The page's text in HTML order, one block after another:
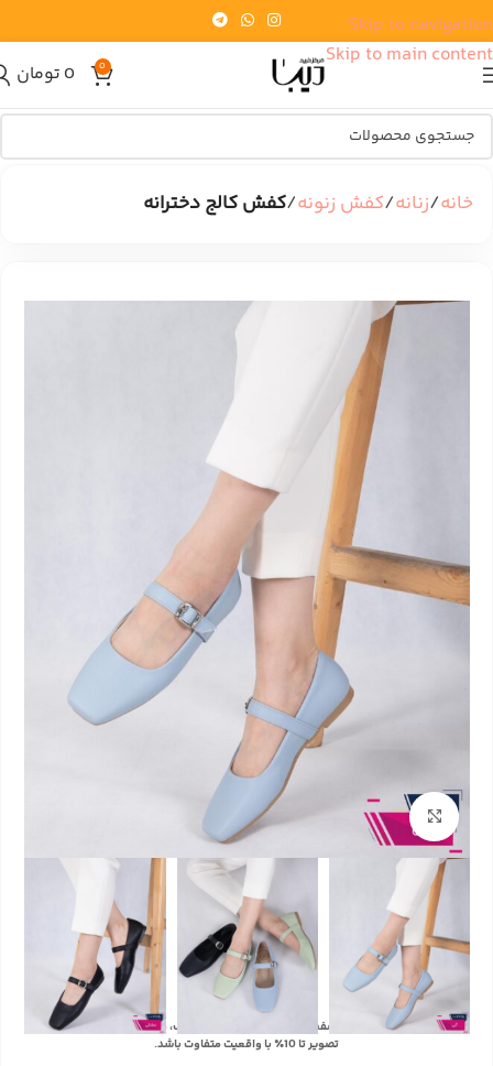
Skip to navigation
Skip to main content
0
0 تومان
خانه زنانه کفش زنونه کفش کالج دخترانه
بزرگنمایی تصویر
با توجه به تفاوت رنگ‌ها در صفحه نمایش دستگاه‌های مختلف، ممکن است رنگ محصولات در
تصویر تا 10٪ با واقعیت متفاوت باشد.